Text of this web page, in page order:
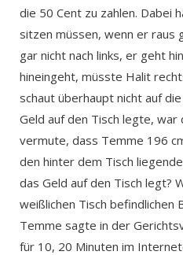
die 50 Cent zu zahlen. Dabei
sitzen müssen, wenn er raus
gar nicht nach links, er geht
hineingeht, müsste Halit
schaut überhaupt nicht auf
Geld auf den Tisch legte, war
vermute, dass Temme 196
den hinter dem Tisch
das Geld auf den Tisch legt?
weißlichen Tisch befindlichen
Temme sagte in der
für 10, 20 Minuten im